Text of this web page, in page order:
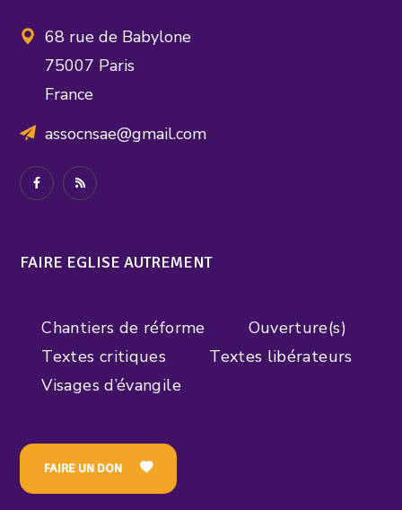
68 rue de Babylone
75007 Paris
France
assocnsae@gmail.com
FAIRE EGLISE AUTREMENT
Chantiers de réforme
Ouverture(s)
Textes critiques
Textes libérateurs
Visages d’évangile
FAIRE UN DON